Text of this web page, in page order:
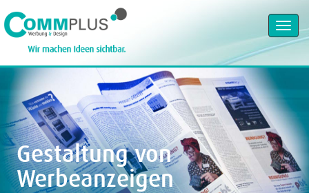
Gestaltung von
Werbeanzeigen